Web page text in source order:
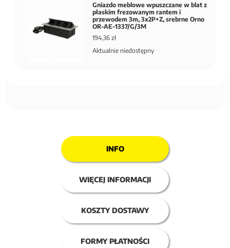
Gniazdo meblowe wpuszczane w blat z
płaskim frezowanym rantem i
przewodem 3m, 3x2P+Z, srebrne Orno
OR-AE-1337/G/3M
194,36 zł
Aktualnie niedostępny
INFO
WIĘCEJ INFORMACJI
KOSZTY DOSTAWY
FORMY PŁATNOŚCI